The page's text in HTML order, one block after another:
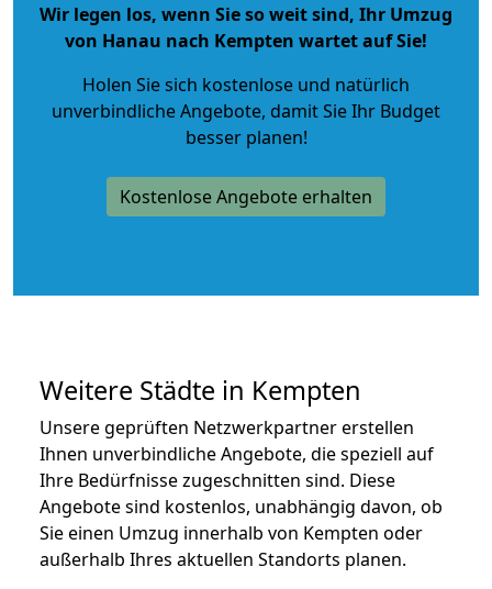
Wir legen los, wenn Sie so weit sind, Ihr Umzug
von Hanau nach Kempten wartet auf Sie!
Holen Sie sich kostenlose und natürlich
unverbindliche Angebote, damit Sie Ihr Budget
besser planen!
Kostenlose Angebote erhalten
Weitere Städte in Kempten
Unsere geprüften Netzwerkpartner erstellen
Ihnen unverbindliche Angebote, die speziell auf
Ihre Bedürfnisse zugeschnitten sind. Diese
Angebote sind kostenlos, unabhängig davon, ob
Sie einen Umzug innerhalb von Kempten oder
außerhalb Ihres aktuellen Standorts planen.